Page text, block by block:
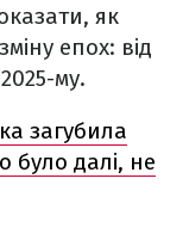
як
епох: від
му.
загубила
було далі, не